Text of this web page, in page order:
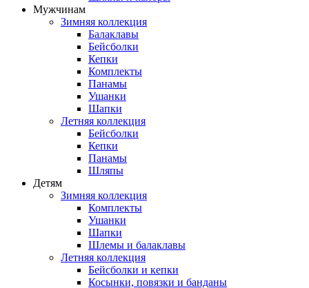
Мужчинам
Зимняя коллекция
Балаклавы
Бейсболки
Кепки
Комплекты
Панамы
Ушанки
Шапки
Летняя коллекция
Бейсболки
Кепки
Панамы
Шляпы
Детям
Зимняя коллекция
Комплекты
Ушанки
Шапки
Шлемы и балаклавы
Летняя коллекция
Бейсболки и кепки
Косынки, повязки и банданы